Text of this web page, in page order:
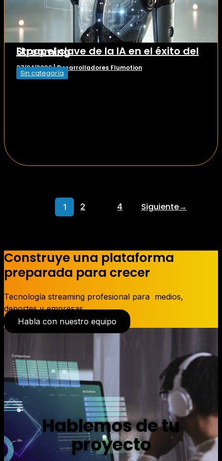
El papel clave de la IA en el éxito del Streaming
27/04/2026|Desarrolladores Flumotion
Sin categoría
1 2 4 Siguiente→
Construye una plataforma
preparada para crecer
Tecnología streaming profesional para medios,
deportes y empresas.
Habla con nuestro equipo
Hablemos de tu
proyecto